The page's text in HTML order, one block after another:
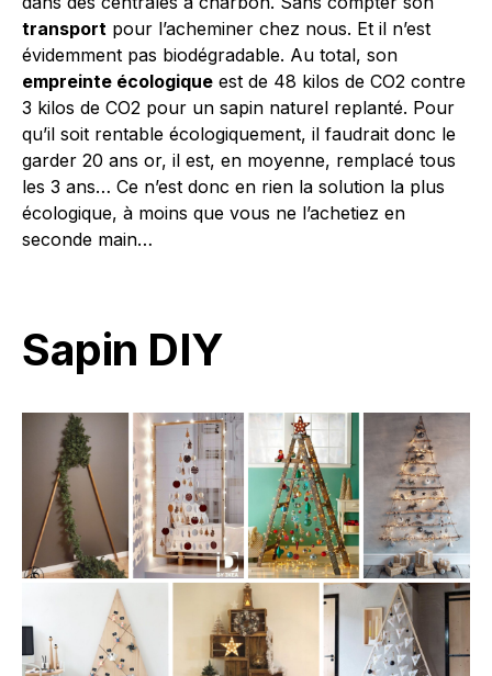
transport pour l’acheminer chez nous. Et il n’est
évidemment pas biodégradable. Au total, son
empreinte écologique est de 48 kilos de CO2 contre
3 kilos de CO2 pour un sapin naturel replanté. Pour
qu’il soit rentable écologiquement, il faudrait donc le
garder 20 ans or, il est, en moyenne, remplacé tous
les 3 ans… Ce n’est donc en rien la solution la plus
écologique, à moins que vous ne l’achetiez en
seconde main…
Sapin DIY